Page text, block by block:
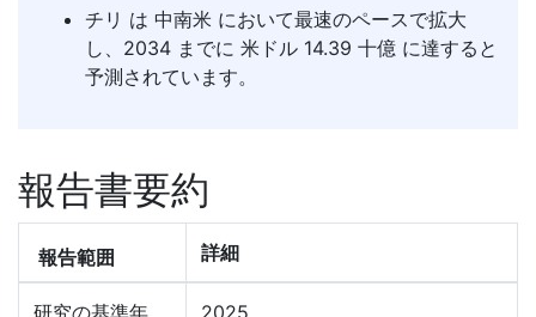
チリ は 中南米 において最速のペースで拡大
し、2034 までに 米ドル 14.39 十億 に達すると
予測されています。
報告書要約
報告範囲 詳細
研究の基準年 2025